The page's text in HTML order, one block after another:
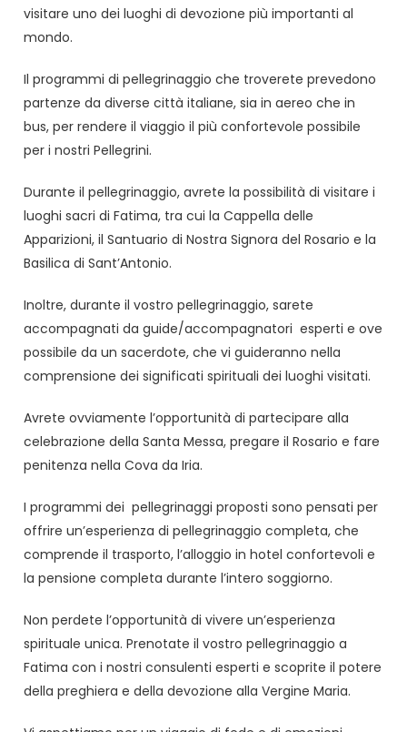
visitare uno dei luoghi di devozione più importanti al
mondo.
Il programmi di pellegrinaggio che troverete prevedono
partenze da diverse città italiane, sia in aereo che in
bus, per rendere il viaggio il più confortevole possibile
per i nostri Pellegrini.
Durante il pellegrinaggio, avrete la possibilità di visitare i
luoghi sacri di Fatima, tra cui la Cappella delle
Apparizioni, il Santuario di Nostra Signora del Rosario e la
Basilica di Sant’Antonio.
Inoltre, durante il vostro pellegrinaggio, sarete
accompagnati da guide/accompagnatori esperti e ove
possibile da un sacerdote, che vi guideranno nella
comprensione dei significati spirituali dei luoghi visitati.
Avrete ovviamente l’opportunità di partecipare alla
celebrazione della Santa Messa, pregare il Rosario e fare
penitenza nella Cova da Iria.
I programmi dei pellegrinaggi proposti sono pensati per
offrire un’esperienza di pellegrinaggio completa, che
comprende il trasporto, l’alloggio in hotel confortevoli e
la pensione completa durante l’intero soggiorno.
Non perdete l’opportunità di vivere un’esperienza
spirituale unica. Prenotate il vostro pellegrinaggio a
Fatima con i nostri consulenti esperti e scoprite il potere
della preghiera e della devozione alla Vergine Maria.